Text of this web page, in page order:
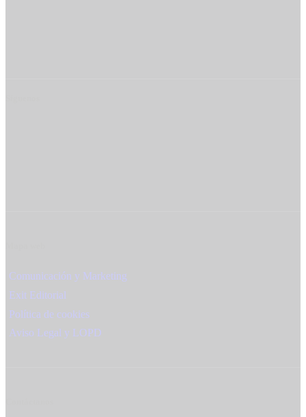
Comunicación y Marketing
Exit Editorial
Política de cookies
Aviso Legal y LOPD